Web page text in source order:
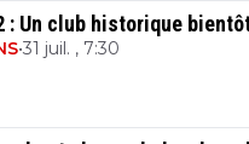
: Un club historique
•31 juil. , 7:30